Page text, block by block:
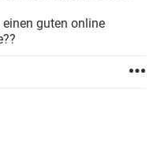
guten online